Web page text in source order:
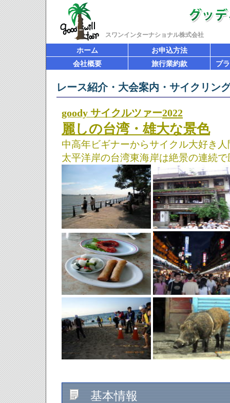
スワンインターナショナル株式会社
ホーム
お申込方法
会社概要
旅行業約款 プ
レース紹介・大会案内・サイクリン
goody サイクルツァー2022
麗しの台湾・雄大な景色
中高年ビギナーからサイクル大好き
太平洋岸の台湾東海岸は絶景の連続
基本情報